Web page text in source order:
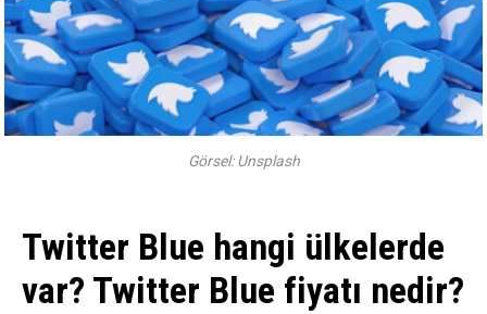
Görsel: Unsplash
Twitter Blue hangi ülkelerde
var? Twitter Blue fiyatı nedir?